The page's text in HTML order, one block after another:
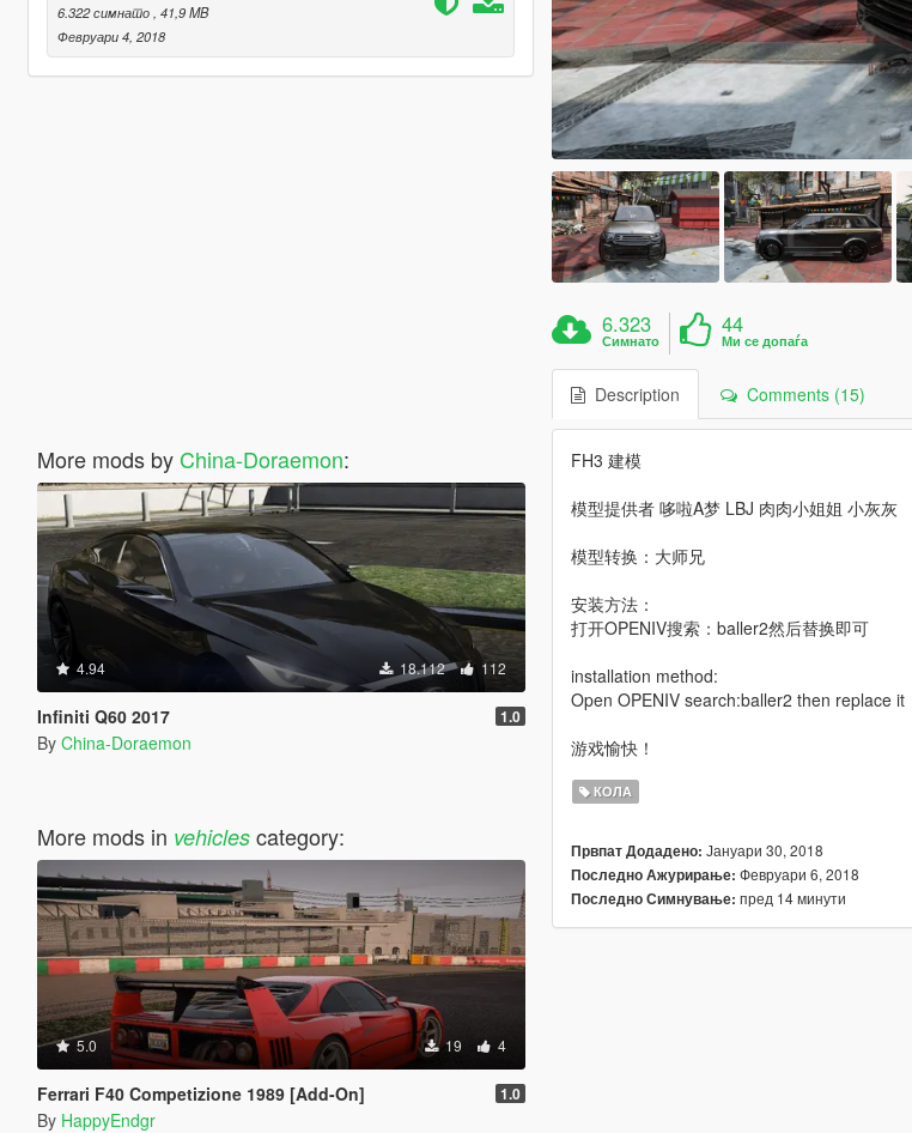
6.322 симнато , 41,9 MB
Февруари 4, 2018
More mods by China-Doraemon:
4.94 18.112 112
Infiniti Q60 2017 1.0
By China-Doraemon
More mods in vehiclescategory:
5.0 19 4
Ferrari F40 Competizione 1989 [Add-On] 1.0
By HappyEndgr
6.323
Симнато
44
Ми се допаѓа
Description Comments (15)
FH3 建模
模型提供者 哆啦A梦 LBJ 肉肉小姐姐 小灰灰
模型转换：大师兄
安装方法：
打开OPENIV搜索：baller2然后替换即可
installation method:
Open OPENIV search:baller2 then replace it
游戏愉快！
КОЛА
Првпат Додадено: Јануари 30, 2018
Последно Ажурирање: Февруари 6, 2018
Последно Симнување: пред 14 минути